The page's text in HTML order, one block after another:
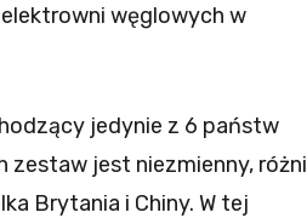
węglowych w
jedynie z 6 państw
jest niezmienny, różni
Brytania i Chiny. W tej